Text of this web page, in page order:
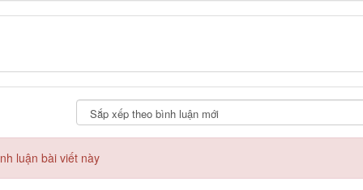
luận bài viết này